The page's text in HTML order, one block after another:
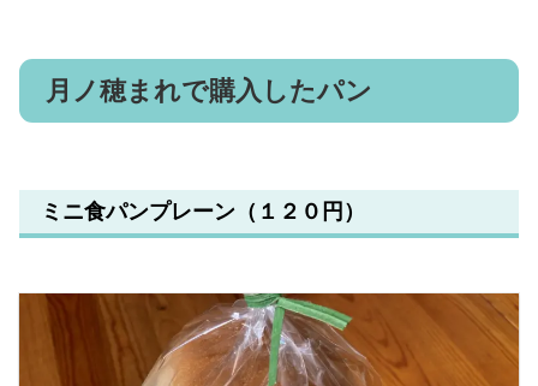
月ノ穂まれで購入したパン
ミニ食パンプレーン（１２０円）